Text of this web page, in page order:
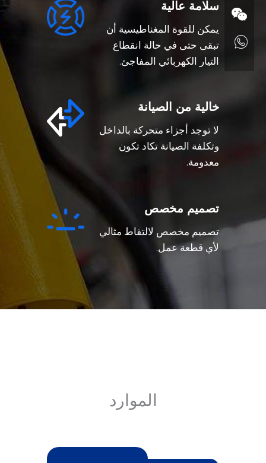
سلامة عالية
يمكن للقوة المغناطيسية أن
تبقى حتى في حالة انقطاع
التيار الكهربائي المفاجئ.
خالية من الصيانة
لا توجد أجزاء متحركة بالداخل
وتكلفة الصيانة تكاد تكون
معدومة.
تصميم مخصص
تصميم مخصص لالتقاط مثالي
لأي قطعة عمل.
الموارد